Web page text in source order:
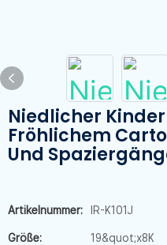
Niedlicher
Fröhlichem
Und
Artikelnummer: IR-K101J
Größe: 19&quot;x8K